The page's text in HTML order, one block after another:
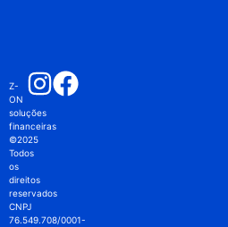
Z-
ON
soluções
financeiras
©2025
Todos
os
direitos
reservados
CNPJ
76.549.708/0001-